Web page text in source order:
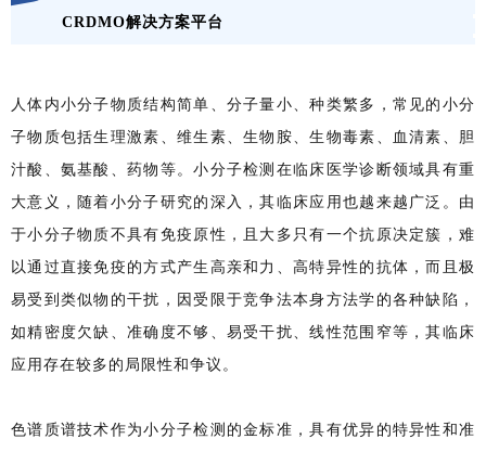
CRDMO解决方案平台
人体内小分子物质结构简单、分子量小、种类繁多，常见的小分
子物质包括生理激素、维生素、生物胺、生物毒素、血清素、胆
汁酸、氨基酸、药物等。小分子检测在临床医学诊断领域具有重
大意义，随着小分子研究的深入，其临床应用也越来越广泛。由
于小分子物质不具有免疫原性，且大多只有一个抗原决定簇，难
以通过直接免疫的方式产生高亲和力、高特异性的抗体，而且极
易受到类似物的干扰，因受限于竞争法本身方法学的各种缺陷，
如精密度欠缺、准确度不够、易受干扰、线性范围窄等，其临床
应用存在较多的局限性和争议。
色谱质谱技术作为小分子检测的金标准，具有优异的特异性和准